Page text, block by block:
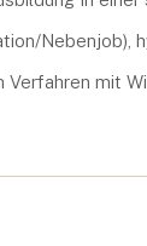
Nebenjob),
Verfahren mit